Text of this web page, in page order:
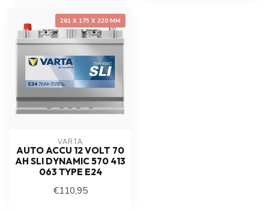
261 X 175 X 220 MM
VARTA
AUTO ACCU 12 VOLT 70
AH SLI DYNAMIC 570 413
063 TYPE E24
€110,95